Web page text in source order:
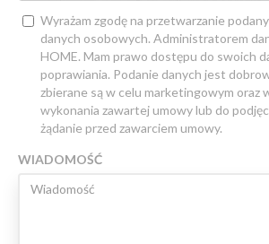
Wyrażam zgodę na przetwarzanie
danych osobowych. Administratorem
HOME. Mam prawo dostępu do swoich
poprawiania. Podanie danych jest
zbierane są w celu marketingowym oraz
wykonania zawartej umowy lub do
żądanie przed zawarciem umowy.
WIADOMOŚĆ